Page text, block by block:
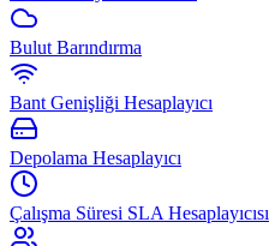
Bulut Barındırma
Bant Genişliği Hesaplayıcı
Depolama Hesaplayıcı
Çalışma Süresi SLA Hesaplayıcısı